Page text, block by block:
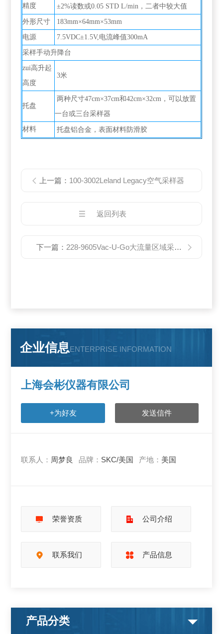
精度 ±2%读数或0.05 STD L/min，二者中较大值
外形尺寸 183mm×64mm×53mm
电源 7.5VDC±1.5V,电流峰值300mA
采样手动升降台
zui高升起
高度
3米
托盘
两种尺寸47cm×37cm和42cm×32cm，可以放置
一台或三台采样器
材料 托盘铝合金，表面材料防滑胶
上一篇： 100-3002Leland Legacy空气采样器
返回列表
下一篇： 228-9605Vac-U-Go大流量区域采样泵
企业信息ENTERPRISE INFORMATION
上海会彬仪器有限公司
+为好友 发送信件
联系人： 周梦良 品牌： SKC/美国 产地： 美国
荣誉资质 公司介绍
联系我们 产品信息
产品分类